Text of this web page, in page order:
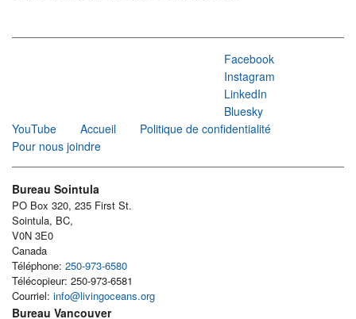
Facebook
Instagram
LinkedIn
Bluesky
YouTube
Accueil
Politique de confidentialité
Pour nous joindre
Bureau Sointula
PO Box 320, 235 First St.
Sointula, BC,
V0N 3E0
Canada
Téléphone: 250-973-6580
Télécopieur: 250-973-6581
Courriel: info@livingoceans.org
Bureau Vancouver